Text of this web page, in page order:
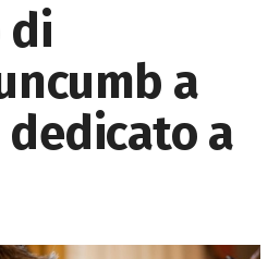
di
a
dedicato a